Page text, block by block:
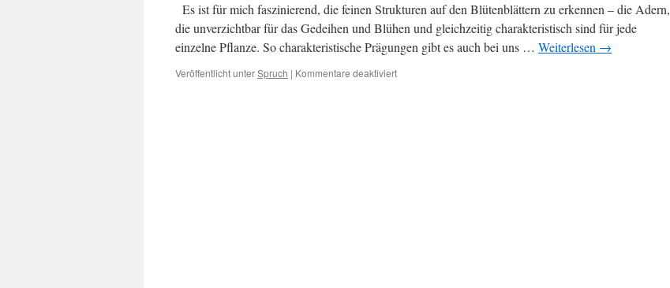
Es ist für mich faszinierend, die feinen Strukturen auf den Blütenblättern zu erkennen – die Adern,
die unverzichtbar für das Gedeihen und Blühen und gleichzeitig charakteristisch sind für jede
einzelne Pflanze. So charakteristische Prägungen gibt es auch bei uns … Weiterlesen →
Veröffentlicht unterSpruch | Kommentare deaktiviertfür